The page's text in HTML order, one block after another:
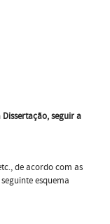
seguir a
de acordo com as
esquema